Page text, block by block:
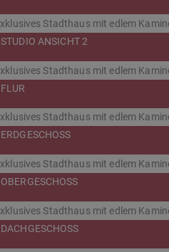
STUDIO ANSICHT 2
FLUR
ERDGESCHOSS
OBERGESCHOSS
DACHGESCHOSS